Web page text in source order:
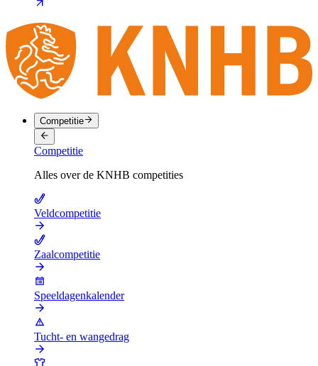
Competitie
Competitie
Alles over de KNHB competities
Veldcompetitie
Zaalcompetitie
Speeldagenkalender
Tucht- en wangedrag